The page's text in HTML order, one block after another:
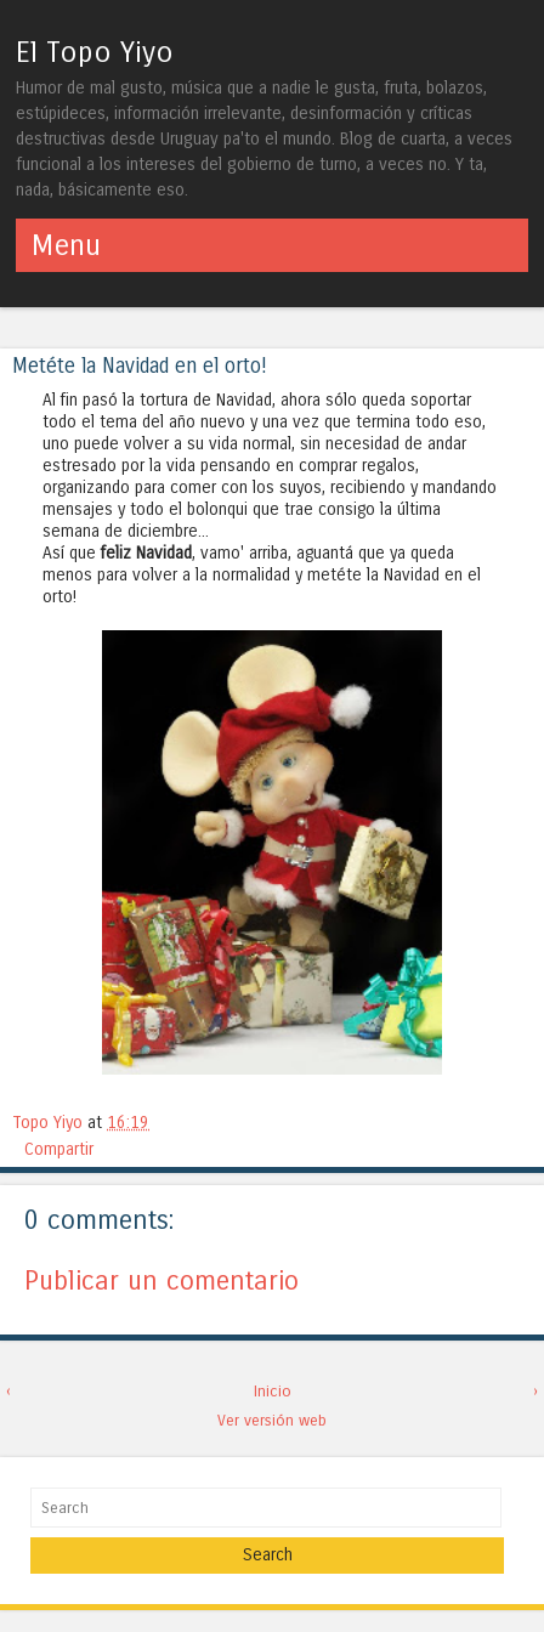
El Topo Yiyo
Humor de mal gusto, música que a nadie le gusta, fruta, bolazos,
estúpideces, información irrelevante, desinformación y críticas
destructivas desde Uruguay pa'to el mundo. Blog de cuarta, a veces
funcional a los intereses del gobierno de turno, a veces no. Y ta,
nada, básicamente eso.
Menu
Metéte la Navidad en el orto!
Al fin pasó la tortura de Navidad, ahora sólo queda soportar
todo el tema del año nuevo y una vez que termina todo eso,
uno puede volver a su vida normal, sin necesidad de andar
estresado por la vida pensando en comprar regalos,
organizando para comer con los suyos, recibiendo y mandando
mensajes y todo el bolonqui que trae consigo la última
semana de diciembre...
Así que feliz Navidad, vamo' arriba, aguantá que ya queda
menos para volver a la normalidad y metéte la Navidad en el
orto!
Topo Yiyo at 16:19
Compartir
0 comments:
Publicar un comentario
‹ ›
Inicio
Ver versión web
Search